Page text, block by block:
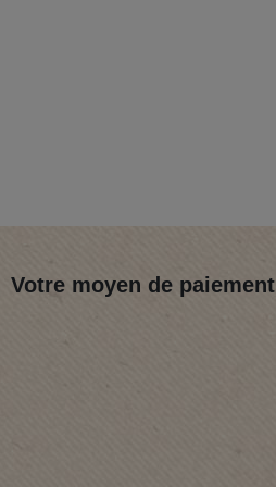
Votre moyen de paiement